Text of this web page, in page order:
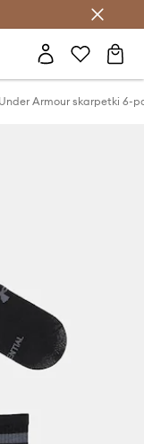
Under Armour skarpetki 6-